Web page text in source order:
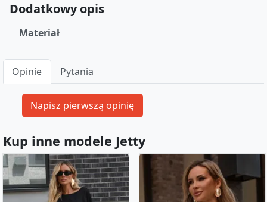
Dodatkowy opis
Materiał
Opinie Pytania
Kup inne modele Jetty